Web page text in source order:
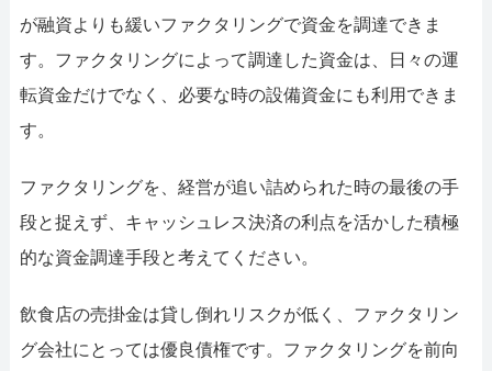
が融資よりも緩いファクタリングで資金を調達できま
す。ファクタリングによって調達した資金は、日々の運
転資金だけでなく、必要な時の設備資金にも利用できま
す。
ファクタリングを、経営が追い詰められた時の最後の手
段と捉えず、キャッシュレス決済の利点を活かした積極
的な資金調達手段と考えてください。
飲食店の売掛金は貸し倒れリスクが低く、ファクタリン
グ会社にとっては優良債権です。ファクタリングを前向